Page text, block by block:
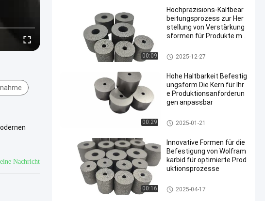
Nachricht
00:09
Hochpräzisions-Kaltbear
beitungsprozess zur Her
stellung von Verstärkung
sformen für Produkte mit
mit einem Gehalt an Kohlenwa
sserstoffen von mehr als 85 G
2025-12-27
00:29
Hohe Haltbarkeit Befestig
ungsform Die Kern für Ihr
e Produktionsanforderun
gen anpassbar
mit einem Gehalt an Kohlenwa
sserstoffen von mehr als 85 G
2025-01-21
00:16
Innovative Formen für die
Befestigung von Wolfram
karbid für optimierte Prod
uktionsprozesse
mit einem Gehalt an Kohlenwa
sserstoffen von mehr als 85 G
2025-04-17